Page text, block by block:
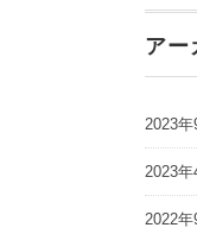
アー
2023
2023
2022